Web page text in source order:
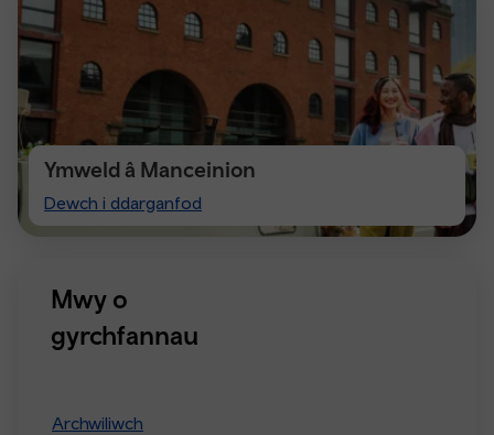
Ymweld â Manceinion
Dewch i ddarganfod
Visiting
Manchester
Mwy o
gyrchfannau
Archwiliwch